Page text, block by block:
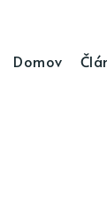
Domov